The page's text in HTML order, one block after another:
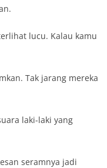
lucu. Kalau kamu
Tak jarang mereka
laki-laki yang
seramnya jadi